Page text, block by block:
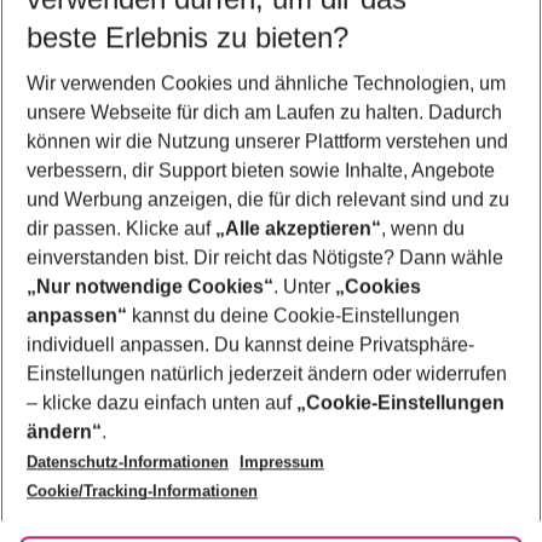
5-8 Nächte
2 Erwachsene Keine Kinder
Mehr Filter anzeigen
Footer
Footer navigation
Über uns
AGB
Bestpreisgarantie
Cookie-Einstellungen ändern
Cookie-Richtlinie
Agenturbetreuung
Barrierefreies Reisen
Folge uns
beste Erlebnis zu bieten?
Wir verwenden Cookies und ähnliche Technologien, um
unsere Webseite für dich am Laufen zu halten. Dadurch
können wir die Nutzung unserer Plattform verstehen und
verbessern, dir Support bieten sowie Inhalte, Angebote
und Werbung anzeigen, die für dich relevant sind und zu
dir passen. Klicke auf „Alle akzeptieren“, wenn du
einverstanden bist. Dir reicht das Nötigste? Dann wähle
„Nur notwendige Cookies“. Unter „Cookies
anpassen“ kannst du deine Cookie-Einstellungen
individuell anpassen. Du kannst deine Privatsphäre-
Einstellungen natürlich jederzeit ändern oder widerrufen
– klicke dazu einfach unten auf „Cookie-Einstellungen
ändern“.
Datenschutz-Informationen
Impressum
Cookie/Tracking-Informationen